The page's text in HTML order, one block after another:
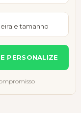
e tamanho
PERSONALIZE